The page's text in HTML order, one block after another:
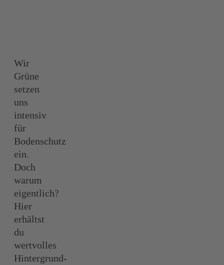
Wir
Grüne
setzen
uns
intensiv
für
Bodenschutz
ein.
Doch
warum
eigentlich?
Hier
erhältst
du
wertvolles
Hintergrund-